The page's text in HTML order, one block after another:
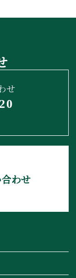
せ
わせ